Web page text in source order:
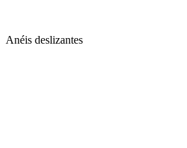
Anéis deslizantes